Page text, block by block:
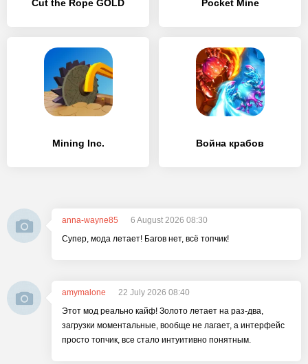
Cut the Rope GOLD Pocket Mine
Mining Inc. Война крабов
anna-wayne85
6 August 2026 08:30
Супер, мода летает! Багов нет, всё топчик!
amymalone
22 July 2026 08:40
Этот мод реально кайф! Золото летает на раз-два,
загрузки моментальные, вообще не лагает, а интерфейс
просто топчик, все стало интуитивно понятным.